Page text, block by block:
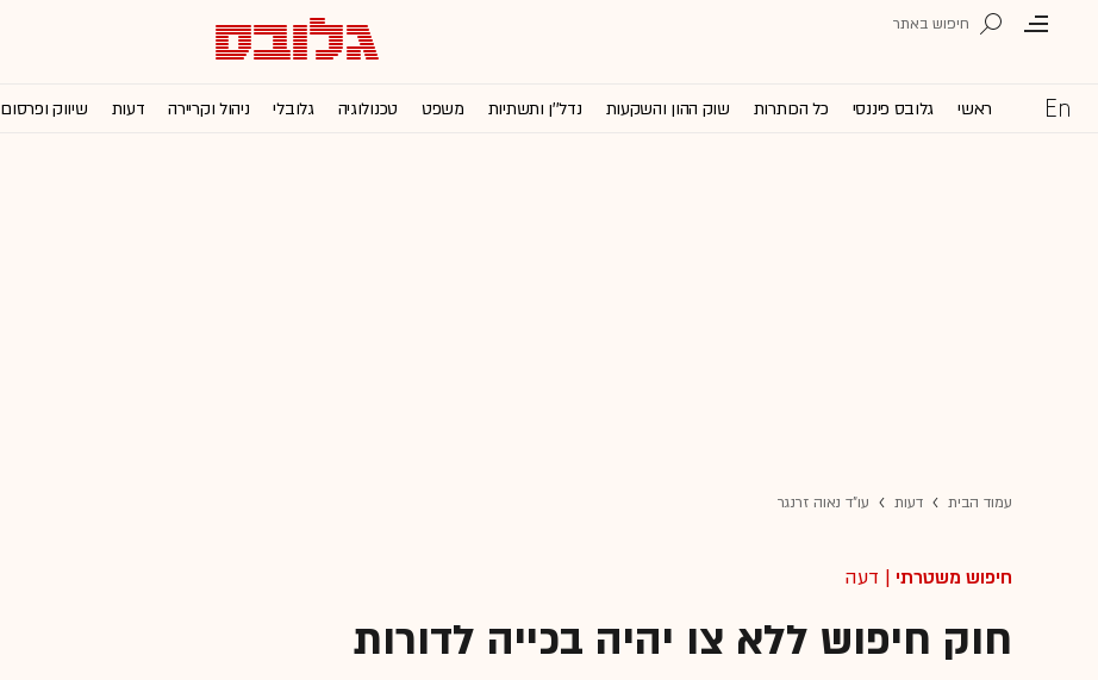
ראשי גלובס פיננסי כל הכותרות שוק ההון והשקעות נדל''ן ותשתיות משפט טכנולוגיה גלובלי ניהול וקריירה דעות שיווק ופרסום
עמוד הבית דעות עו"ד נאוה זרנגר
חיפוש משטרתי | דעה
חוק חיפוש ללא צו יהיה בכייה לדורות